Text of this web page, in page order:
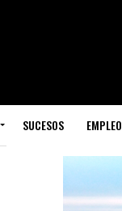
SUCESOS EMPLEO